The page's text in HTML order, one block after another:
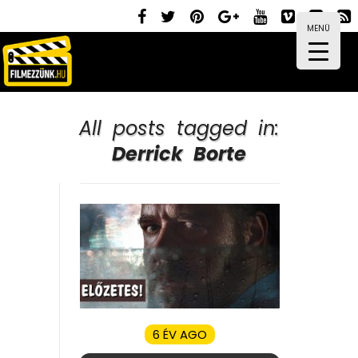
MENÜ
All posts tagged in:
Derrick Borte
6 ÉV AGO